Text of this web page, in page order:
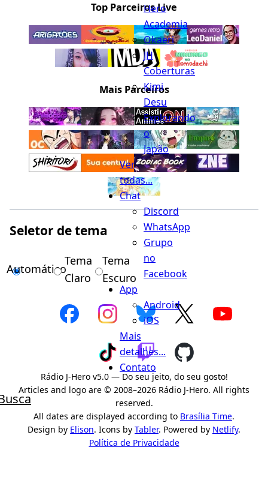
Hero
Academia
Okaeri
JH
Coberturas
Kimi
Desu
Explorando
o
Japão
Ver
todas...
Chat
Discord
WhatsApp
Grupo
no
Facebook
App
Android
iOS
Mais
detalhes...
Contato
Top Parceiros Live
Mais Parceiros
Seletor de tema
Automático
Tema
Claro
Tema
Escuro
Rádio J-Hero v5.0 — Do seu jeito, do seu gosto!
Articles and logo are © 2008–2026 Rádio J-Hero. All rights
reserved.
All dates are displayed according to Brasília Time.
Design by Elison. Icons by Tabler. Powered by Netlify.
Política de Privacidade